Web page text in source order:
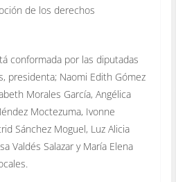
de los derechos
conformada por las diputadas
presidenta; Naomi Edith Gómez
Morales García, Angélica
Moctezuma, Ivonne
Sánchez Moguel, Luz Alicia
Valdés Salazar y María Elena